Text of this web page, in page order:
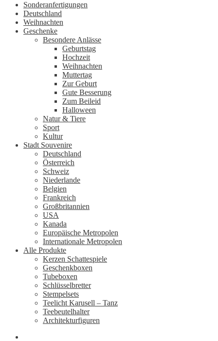
Sonderanfertigungen
Deutschland
Weihnachten
Geschenke
Besondere Anlässe
Geburtstag
Hochzeit
Weihnachten
Muttertag
Zur Geburt
Gute Besserung
Zum Beileid
Halloween
Natur & Tiere
Sport
Kultur
Stadt Souvenire
Deutschland
Österreich
Schweiz
Niederlande
Belgien
Frankreich
Großbritannien
USA
Kanada
Europäische Metropolen
Internationale Metropolen
Alle Produkte
Kerzen Schattespiele
Geschenkboxen
Tubeboxen
Schlüsselbretter
Stempelsets
Teelicht Karusell – Tanz
Teebeutelhalter
Architekturfiguren